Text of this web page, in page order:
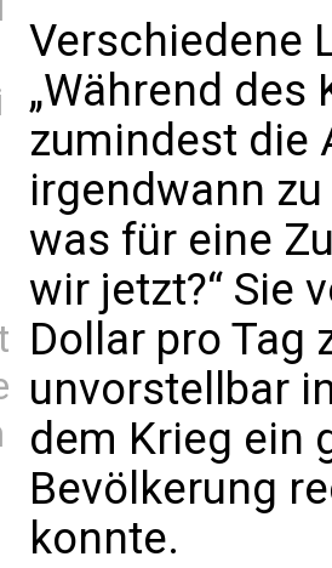
Verschiedene
„Während
zumindest die
irgendwann
was für eine
wir jetzt?“ Sie
Dollar pro Tag
unvorstellbar
dem Krieg ein
Bevölkerung
konnte.